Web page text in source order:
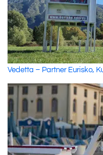
Vedetta – Partner Eurisko,